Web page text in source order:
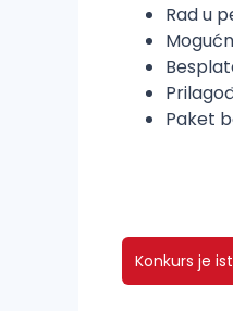
Rad u
Paket
Konkurs je